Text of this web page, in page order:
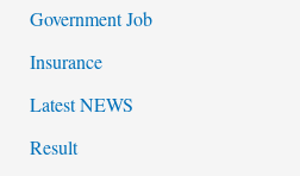
Government Job
Insurance
Latest NEWS
Result